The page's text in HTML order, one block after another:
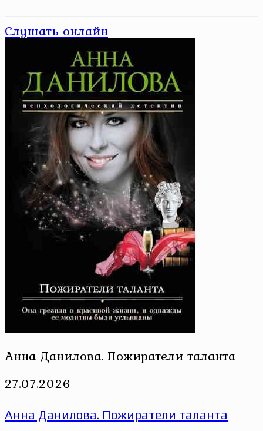
Слушать онлайн
Анна Данилова. Пожиратели таланта
27.07.2026
Анна Данилова. Пожиратели таланта